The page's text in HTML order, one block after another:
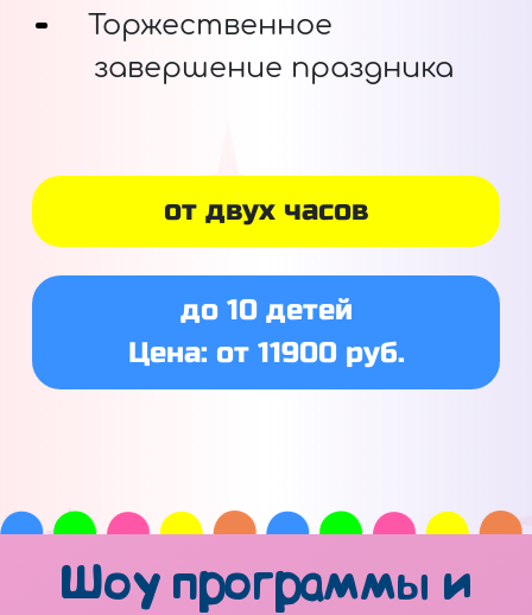
Торжественное
завершение праздника
от двух часов
до 10 детей
Цена: от 11900 руб.
Шоу программы и